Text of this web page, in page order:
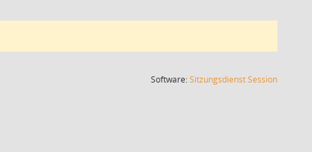
Software:SitzungsdienstSession(Wird in